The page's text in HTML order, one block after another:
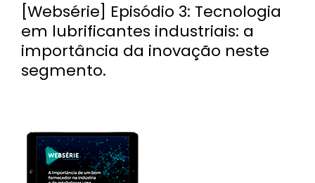
[Websérie] Episódio 3: Tecnologia
em lubrificantes industriais: a
importância da inovação neste
segmento.